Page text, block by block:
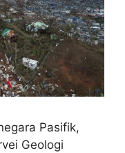
Pasifik,
Geologi